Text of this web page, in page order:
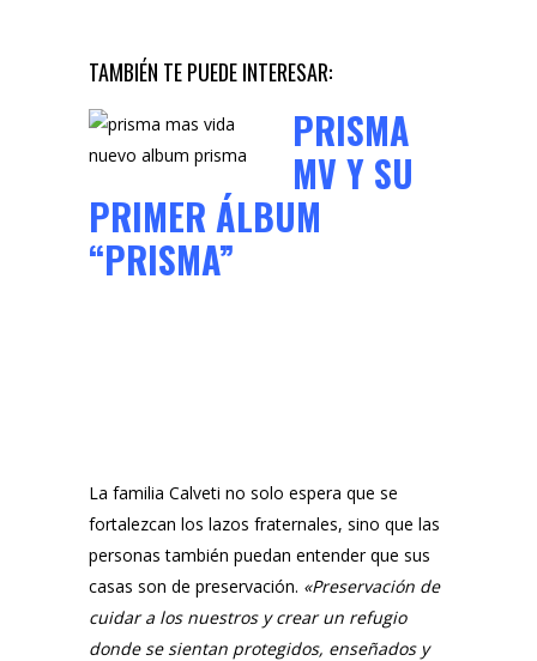
TAMBIÉN TE PUEDE INTERESAR:
PRISMA
MV Y SU
PRIMER ÁLBUM
“PRISMA”
La familia Calveti no solo espera que se
fortalezcan los lazos fraternales, sino que las
personas también puedan entender que sus
casas son de preservación. «Preservación de
cuidar a los nuestros y crear un refugio
donde se sientan protegidos, enseñados y